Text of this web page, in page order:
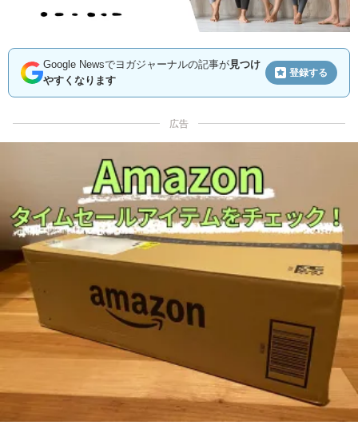
Google Newsでヨガジャーナルの記事が見つけ
やすくなります
登録する
広告